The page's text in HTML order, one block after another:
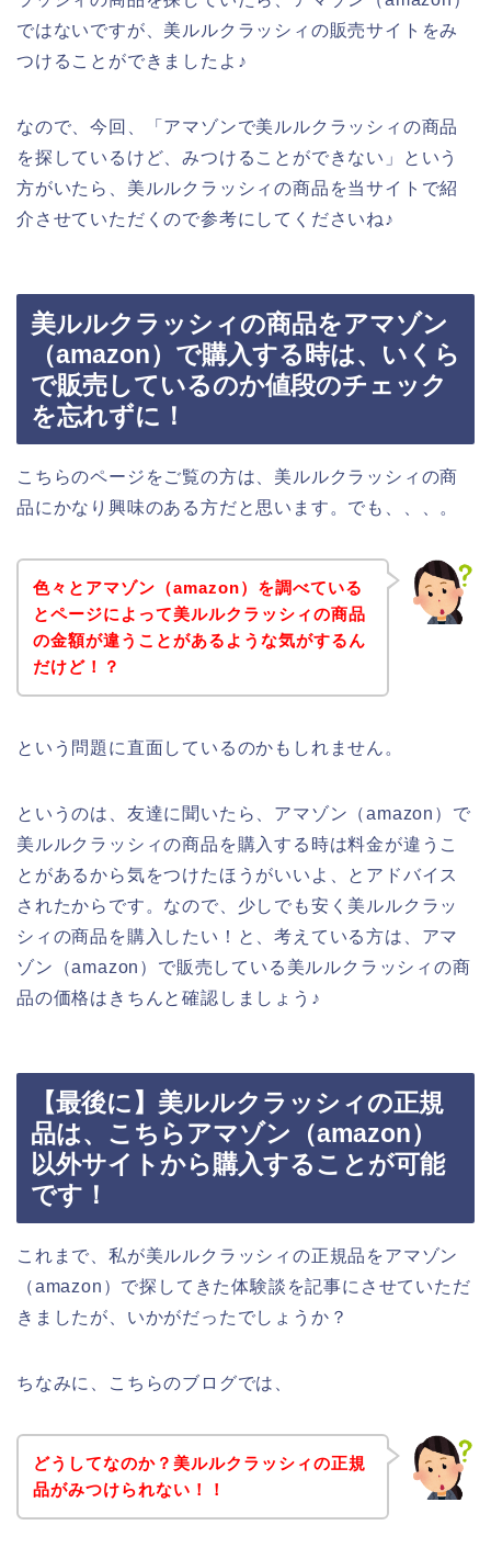
ではないですが、美ルルクラッシィの販売サイトをみ
つけることができましたよ♪
なので、今回、「アマゾンで美ルルクラッシィの商品
を探しているけど、みつけることができない」という
方がいたら、美ルルクラッシィの商品を当サイトで紹
介させていただくので参考にしてくださいね♪
美ルルクラッシィの商品をアマゾン
（amazon）で購入する時は、いくら
で販売しているのか値段のチェック
を忘れずに！
こちらのページをご覧の方は、美ルルクラッシィの商
品にかなり興味のある方だと思います。でも、、、。
色々とアマゾン（amazon）を調べている
とページによって美ルルクラッシィの商品
の金額が違うことがあるような気がするん
だけど！？
という問題に直面しているのかもしれません。
というのは、友達に聞いたら、アマゾン（amazon）で
美ルルクラッシィの商品を購入する時は料金が違うこ
とがあるから気をつけたほうがいいよ、とアドバイス
されたからです。なので、少しでも安く美ルルクラッ
シィの商品を購入したい！と、考えている方は、アマ
ゾン（amazon）で販売している美ルルクラッシィの商
品の価格はきちんと確認しましょう♪
【最後に】美ルルクラッシィの正規
品は、こちらアマゾン（amazon）
以外サイトから購入することが可能
です！
これまで、私が美ルルクラッシィの正規品をアマゾン
（amazon）で探してきた体験談を記事にさせていただ
きましたが、いかがだったでしょうか？
ちなみに、こちらのブログでは、
どうしてなのか？美ルルクラッシィの正規
品がみつけられない！！